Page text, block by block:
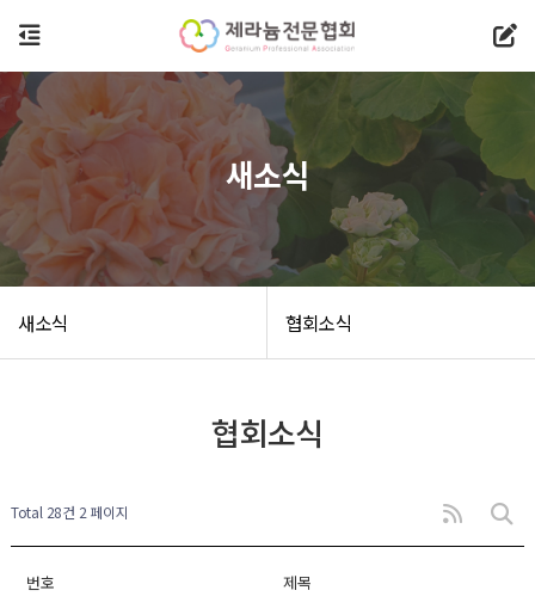
새소식 협회소식
새소식
협회소식
Total 28건 2 페이지
번호 제목